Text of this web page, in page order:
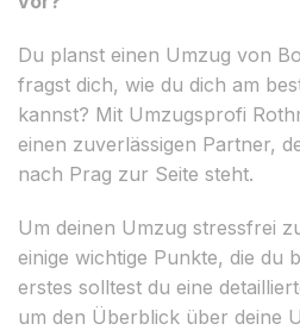
Du planst einen Umzug von
fragst dich, wie du dich am
kannst? Mit Umzugsprofi
einen zuverlässigen Partner,
nach Prag zur Seite steht.
Um deinen Umzug stressfrei
einige wichtige Punkte, die du
erstes solltest du eine
um den Überblick über deine